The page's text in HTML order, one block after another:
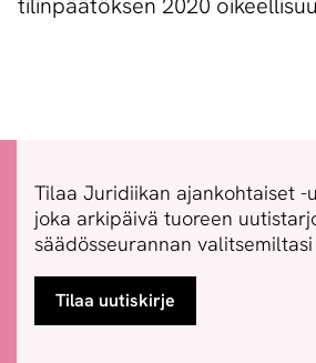
Tilaa Juridiikan ajankohtaiset -
joka arkipäivä tuoreen
säädösseurannan
Tilaa uutiskirje